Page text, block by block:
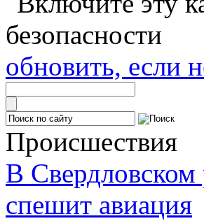
обновить, если
Происшествия
В Свердловском
спешит авиация